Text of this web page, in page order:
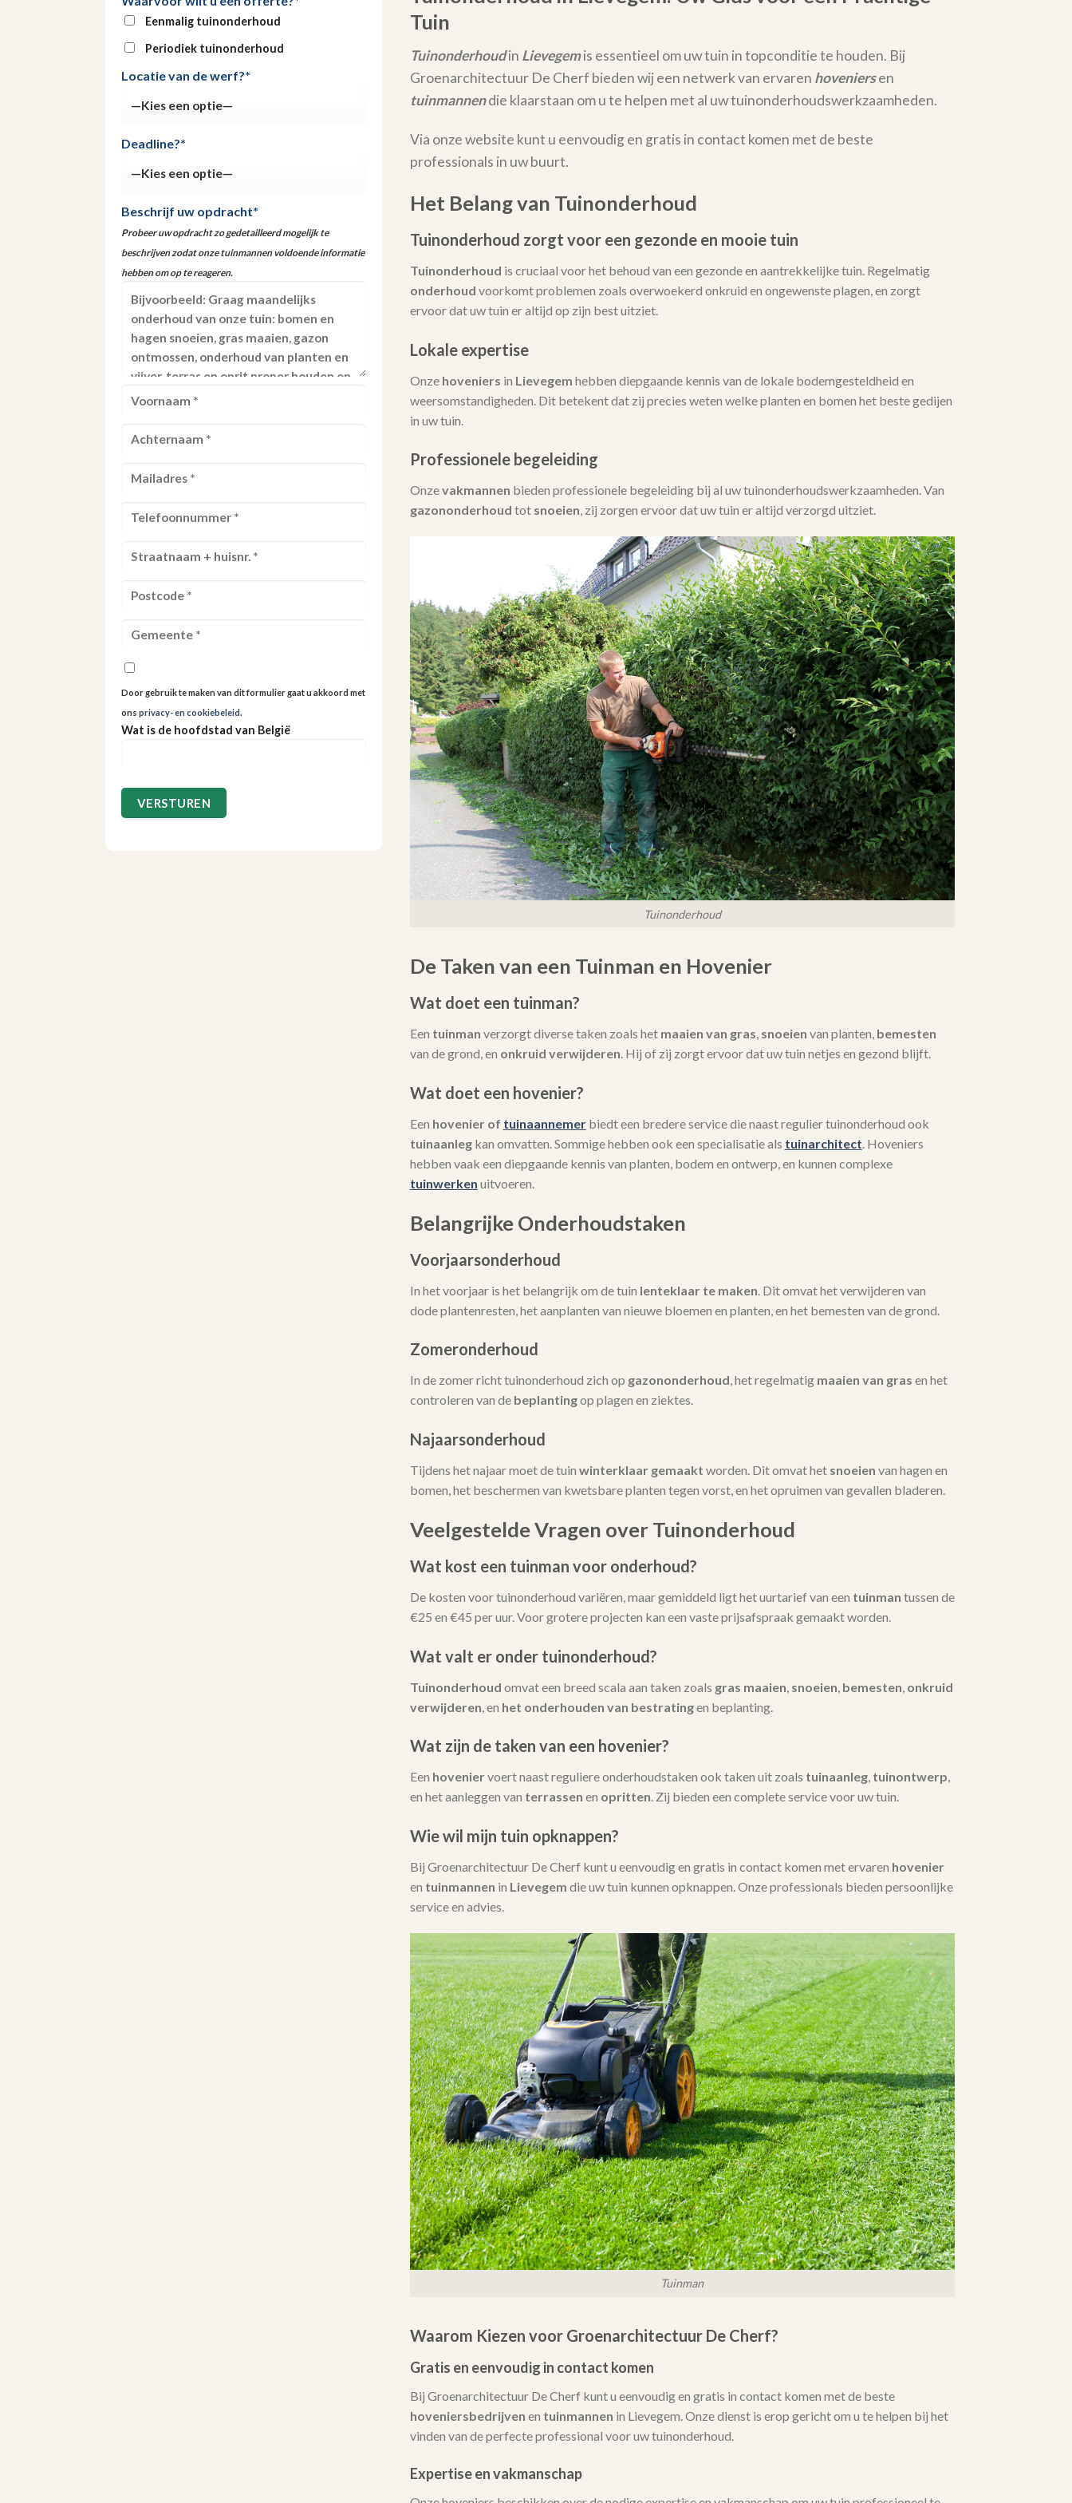
Eenmalig tuinonderhoud
Periodiek tuinonderhoud
Locatie van de werf?*
Deadline?*
Beschrijf uw opdracht*
Probeer uw opdracht zo gedetailleerd mogelijk te
beschrijven zodat onze tuinmannen voldoende informatie
hebben om op te reageren.
Door gebruik te maken van dit formulier gaat u akkoord met
ons privacy- en cookiebeleid.
Wat is de hoofdstad van België
Tuin
Tuinonderhoudin Lievegemis essentieel om uw tuin in topconditie te houden. Bij
Groenarchitectuur De Cherf bieden wij een netwerk van ervaren hoveniersen
tuinmannendie klaarstaan om u te helpen met al uw tuinonderhoudswerkzaamheden.
Via onze website kunt u eenvoudig en gratis in contact komen met de beste
professionals in uw buurt.
Het Belang van Tuinonderhoud
Tuinonderhoud zorgt voor een gezonde en mooie tuin
Tuinonderhoud is cruciaal voor het behoud van een gezonde en aantrekkelijke tuin. Regelmatig
onderhoud voorkomt problemen zoals overwoekerd onkruid en ongewenste plagen, en zorgt
ervoor dat uw tuin er altijd op zijn best uitziet.
Lokale expertise
Onze hoveniers in Lievegem hebben diepgaande kennis van de lokale bodemgesteldheid en
weersomstandigheden. Dit betekent dat zij precies weten welke planten en bomen het beste gedijen
in uw tuin.
Professionele begeleiding
Onzevakmannen bieden professionele begeleiding bij al uw tuinonderhoudswerkzaamheden. Van
gazononderhoud tot snoeien, zij zorgen ervoor dat uw tuin er altijd verzorgd uitziet.
Tuinonderhoud
De Taken van een Tuinman en Hovenier
Wat doet een tuinman?
Een tuinman verzorgt diverse taken zoals het maaien van gras, snoeien van planten, bemesten
van de grond, en onkruid verwijderen. Hij of zij zorgt ervoor dat uw tuin netjes en gezond blijft.
Wat doet een hovenier?
Een hovenier of tuinaannemerbiedt een bredere service die naast regulier tuinonderhoud ook
tuinaanlegkan omvatten. Sommige hebben ook een specialisatie als tuinarchitect. Hoveniers
hebben vaak een diepgaande kennis van planten, bodem en ontwerp, en kunnen complexe
tuinwerken uitvoeren.
Belangrijke Onderhoudstaken
Voorjaarsonderhoud
In het voorjaar is het belangrijk om de tuin lenteklaar te maken . Dit omvat het verwijderen van
dode plantenresten, het aanplanten van nieuwe bloemen en planten, en het bemesten van de grond.
Zomeronderhoud
In de zomer richt tuinonderhoud zich op gazononderhoud, het regelmatig maaien van gras en het
controleren van de beplantingop plagen en ziektes.
Najaarsonderhoud
Tijdens het najaar moet de tuin winterklaar gemaakt worden. Dit omvat het snoeien van hagen en
bomen, het beschermen van kwetsbare planten tegen vorst, en het opruimen van gevallen bladeren.
Veelgestelde Vragen over Tuinonderhoud
Wat kost een tuinman voor onderhoud?
De kosten voor tuinonderhoud variëren, maar gemiddeld ligt het uurtarief van een tuinman tussen de
€25 en €45 per uur. Voor grotere projecten kan een vaste prijsafspraak gemaakt worden.
Wat valt er onder tuinonderhoud?
Tuinonderhoud omvat een breed scala aan taken zoals gras maaien snoeien bemesten onkruid
verwijderen , en het onderhouden van bestratingen beplanting.
Wat zijn de taken van een hovenier?
Een hoveniervoert naast reguliere onderhoudstaken ook taken uit zoals tuinaanleg, tuinontwerp,
en het aanleggen van terrassen en opritten. Zij bieden een complete service voor uw tuin.
Wie wil mijn tuin opknappen?
Bij Groenarchitectuur De Cherf kunt u eenvoudig en gratis in contact komen met ervaren hovenier
en tuinmannen in Lievegem die uw tuin kunnen opknappen. Onze professionals bieden persoonlijke
service en advies.
Tuinman
Waarom Kiezen voor Groenarchitectuur De Cherf?
Gratis en eenvoudig in contact komen
Bij Groenarchitectuur De Cherf kunt u eenvoudig en gratis in contact komen met de beste
hoveniersbedrijven en tuinmannen in Lievegem. Onze dienst is erop gericht om u te helpen bij het
vinden van de perfecte professional voor uw tuinonderhoud.
Expertise en vakmanschap